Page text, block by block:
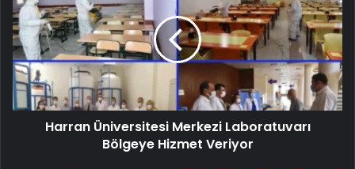
Harran Üniversitesi Merkezi Laboratuvarı
Bölgeye Hizmet Veriyor